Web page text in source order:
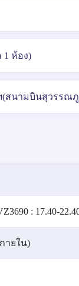
1 ห้อง)
ามบินสุวรรณภูมิ
: 17.40-
ายใน)